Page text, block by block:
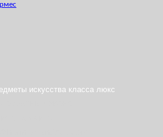
искусства класса люкс